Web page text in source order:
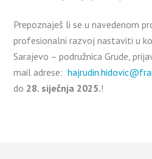
Prepoznaješ li se u navedenom
profesionalni razvoj nastaviti u
Sarajevo – podružnica Grude,
mail adrese:
do 28. siječnja 2025.!